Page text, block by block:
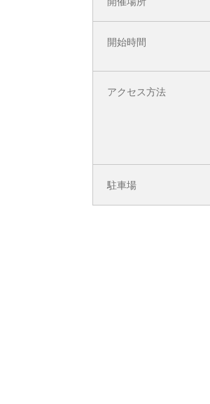
開始時間
アクセス方法
駐車場